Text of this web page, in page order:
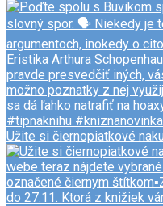
Užite si čiernopiatkové